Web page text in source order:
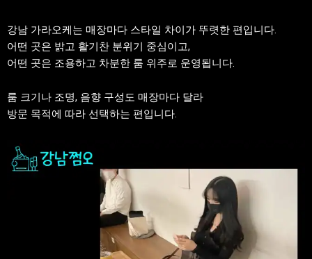
강남 가라오케는 매장마다 스타일 차이가 뚜렷한 편입니다.
어떤 곳은 밝고 활기찬 분위기 중심이고,
어떤 곳은 조용하고 차분한 룸 위주로 운영됩니다.
룸 크기나 조명, 음향 구성도 매장마다 달라
방문 목적에 따라 선택하는 편입니다.